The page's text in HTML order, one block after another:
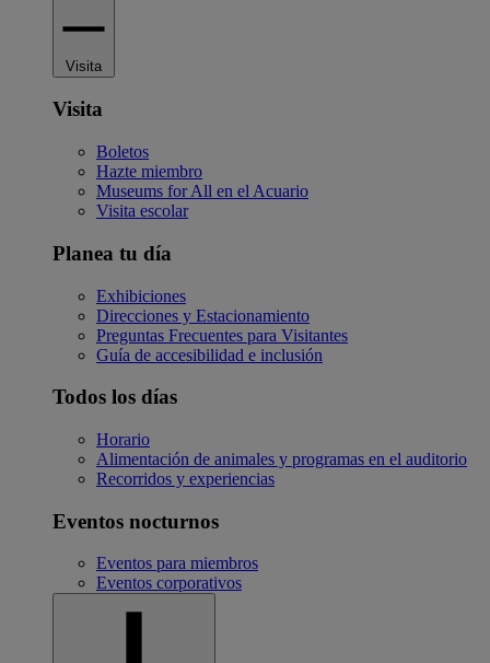
Visita
Visita
Boletos
Hazte miembro
Museums for All en el Acuario
Visita escolar
Planea tu día
Exhibiciones
Direcciones y Estacionamiento
Preguntas Frecuentes para Visitantes
Guía de accesibilidad e inclusión
Todos los días
Horario
Alimentación de animales y programas en el auditorio
Recorridos y experiencias
Eventos nocturnos
Eventos para miembros
Eventos corporativos